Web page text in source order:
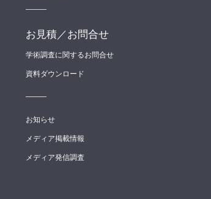
お見積／お問合せ
学術調査に関するお問合せ
資料ダウンロード
お知らせ
メディア掲載情報
メディア発信調査